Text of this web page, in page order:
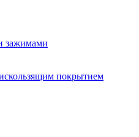
зажимами
покрытием